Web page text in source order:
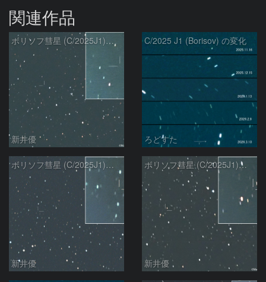
関連作品
ボリソフ彗星 (C/2025J1)：2026/03/17
新井優
C/2025 J1 (Borisov) の変化
ろどすた
ボリソフ彗星 (C/2025J1)：2026/03/05
新井優
ボリソフ彗星 (C/2025J1)：2026/02/22
新井優